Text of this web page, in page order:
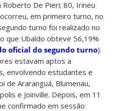
Roberto De Pieri; 80, Irineu
em primeiro turno, no
turno foi realizado no
que Ubaldo obteve 56,19%
oficial do segundo turno).
estavam aptos a
envolvendo estudantes e
de Araranguá, Blumenau,
e Joinville. Depois, em 11
confirmado em sessão